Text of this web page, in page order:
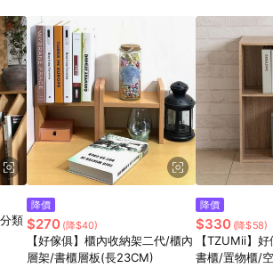
類
降價
$270 (降$40)
【好傢俱】櫃內收納架二代/櫃內
層架/書櫃層板(長23CM)
降價
$330 (降$58)
【TZUMii】
書櫃/置物櫃/